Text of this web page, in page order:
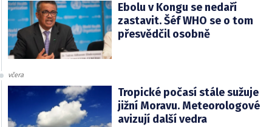
Ebolu v Kongu se nedaří
zastavit. Šéf WHO se o tom
přesvědčil osobně
včera
Tropické počasí stále sužuje
jižní Moravu. Meteorologové
avizují další vedra